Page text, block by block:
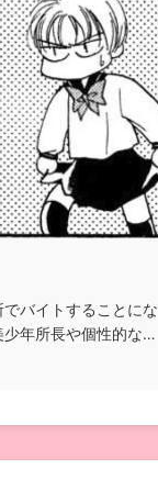
バイトすることにな
年所長や個性的な霊